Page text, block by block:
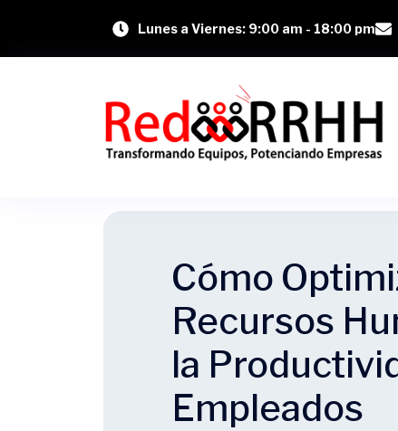
Lunes a Viernes: 9:00 am - 18:00 pm
Cómo
Recursos
la
Empleados